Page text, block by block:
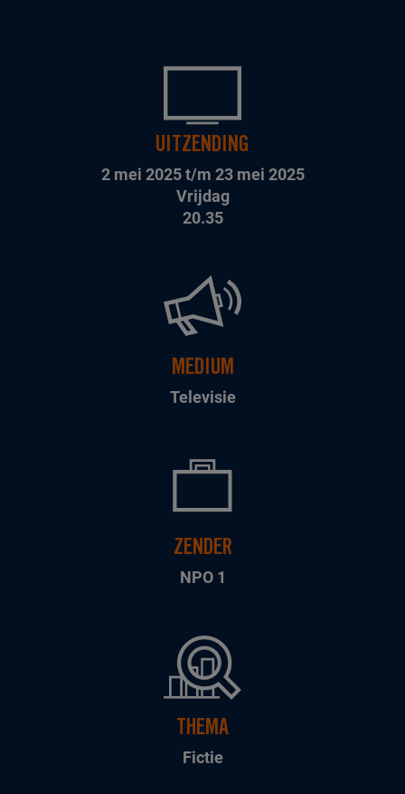
UITZENDING
2 mei 2025 t/m 23 mei 2025
Vrijdag
20.35
MEDIUM
Televisie
ZENDER
NPO 1
THEMA
Fictie